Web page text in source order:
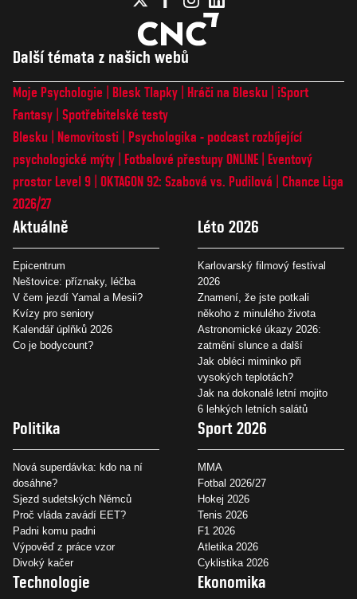
Další témata z našich webů
Moje Psychologie Blesk Tlapky Hráči na Blesku
iSport
Fantasy Spotřebitelské testy
Blesku
Nemovitosti
Psychologika - podcast rozbíjející
psychologické mýty
Fotbalové přestupy ONLINE
Eventový
prostor Level 9 OKTAGON 92: Szabová vs. Pudilová
Chance Liga
2026/27
Aktuálně
Epicentrum
Neštovice: příznaky, léčba
V čem jezdí Yamal a Mesii?
Kvízy pro seniory
Kalendář úplňků 2026
Co je bodycount?
Léto 2026
Karlovarský filmový festival
2026
Znamení, že jste potkali
někoho z minulého života
Astronomické úkazy 2026:
zatmění slunce a další
Jak obléci miminko při
vysokých teplotách?
Jak na dokonalé letní mojito
6 lehkých letních salátů
Politika
Nová superdávka: kdo na ní
dosáhne?
Sjezd sudetských Němců
Proč vláda zavádí EET?
Padni komu padni
Výpověď z práce vzor
Divoký kačer
Sport 2026
MMA
Fotbal 2026/27
Hokej 2026
Tenis 2026
F1 2026
Atletika 2026
Cyklistika 2026
Technologie Ekonomika